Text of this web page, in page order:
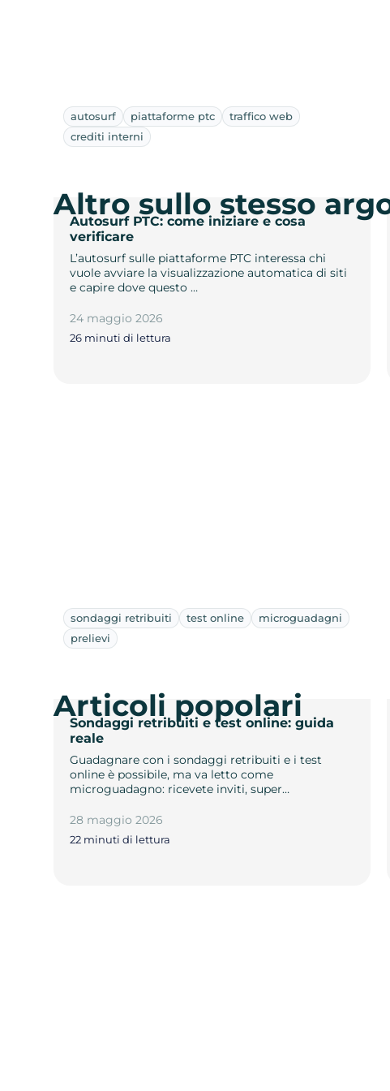
autosurf piattaforme ptc
traffico web
crediti interni
Autosurf PTC: come iniziare e cosa
verificare
L’autosurf sulle piattaforme PTC interessa chi
vuole avviare la visualizzazione automatica di siti
e capire dove questo …
24 maggio 2026
26 minuti di lettura
Altro sullo stesso
sondaggi retribuiti test online
microguadagni
prelievi
Sondaggi retribuiti e test online: guida
reale
Guadagnare con i sondaggi retribuiti e i test
online è possibile, ma va letto come
microguadagno: ricevete inviti, super…
28 maggio 2026
22 minuti di lettura
Articoli popolari